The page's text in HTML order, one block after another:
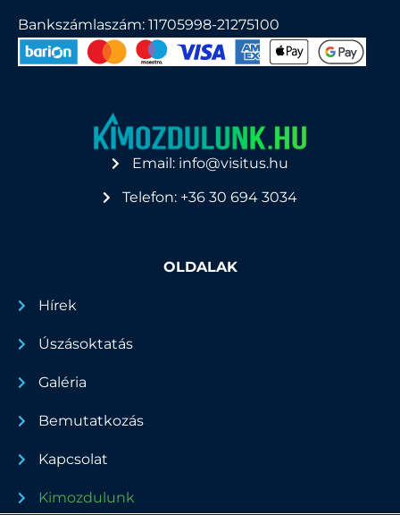
Bankszámlaszám: 11705998-21275100
Email: info@visitus.hu
Telefon: +36 30 694 3034
OLDALAK
Hírek
Úszásoktatás
Galéria
Bemutatkozás
Kapcsolat
Kimozdulunk